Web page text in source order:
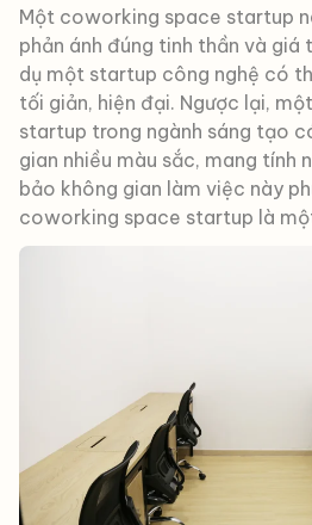
Một coworking space startup
phản ánh đúng tinh thần và
dụ một startup công nghệ có
tối giản, hiện đại. Ngược lại,
startup trong ngành sáng tạo
gian nhiều màu sắc, mang tính
bảo không gian làm việc này
coworking space startup là